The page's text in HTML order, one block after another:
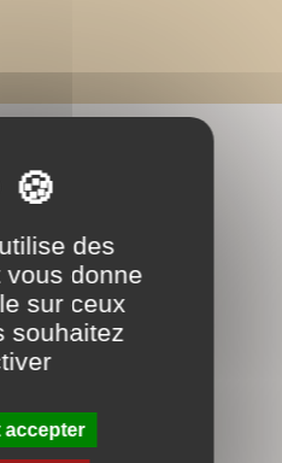
cachée du réel
Froger
Lutz
des
vous donne
sur ceux
souhaitez
accepter